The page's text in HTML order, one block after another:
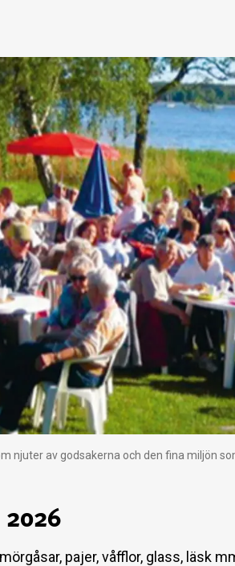
njuter av godsakerna och den fina miljön
pajer, våfflor, glass, läsk